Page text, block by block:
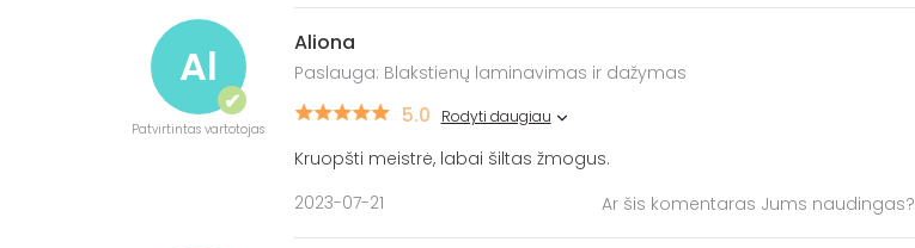
Al
✔
Patvirtintas vartotojas
Aliona
Paslauga: Blakstienų laminavimas ir dažymas
5.0 Rodyti daugiau
Kruopšti meistrė, labai šiltas žmogus.
2023-07-21
Ar šis komentaras Jums naudingas?